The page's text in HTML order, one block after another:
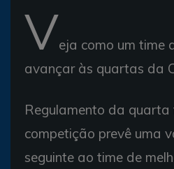
Veja como um time
avançar às quartas da
Regulamento da quarta
competição prevê uma
seguinte ao time de